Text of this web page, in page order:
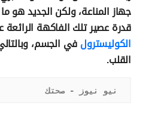
جهاز المناعة، ولكن الجديد هو
قدرة عصير تلك الفاكهة
الكوليسترولفي الجسم،
القلب.
نيو نيوز - صحتك